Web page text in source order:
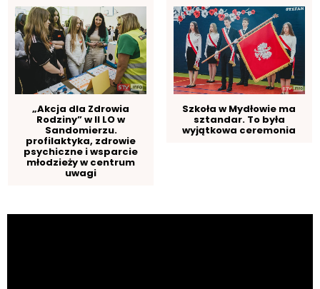
„Akcja dla Zdrowia
Rodziny” w II LO w
Sandomierzu.
profilaktyka, zdrowie
psychiczne i wsparcie
młodzieży w centrum
uwagi
Szkoła w Mydłowie ma
sztandar. To była
wyjątkowa ceremonia